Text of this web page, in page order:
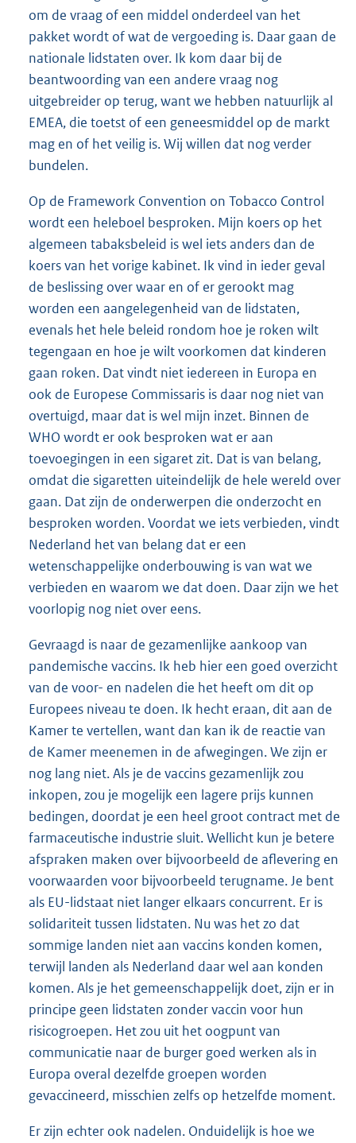
om de vraag of een middel onderdeel van het
pakket wordt of wat de vergoeding is. Daar gaan de
nationale lidstaten over. Ik kom daar bij de
beantwoording van een andere vraag nog
uitgebreider op terug, want we hebben natuurlijk al
EMEA, die toetst of een geneesmiddel op de markt
mag en of het veilig is. Wij willen dat nog verder
bundelen.
Op de Framework Convention on Tobacco Control
wordt een heleboel besproken. Mijn koers op het
algemeen tabaksbeleid is wel iets anders dan de
koers van het vorige kabinet. Ik vind in ieder geval
de beslissing over waar en of er gerookt mag
worden een aangelegenheid van de lidstaten,
evenals het hele beleid rondom hoe je roken wilt
tegengaan en hoe je wilt voorkomen dat kinderen
gaan roken. Dat vindt niet iedereen in Europa en
ook de Europese Commissaris is daar nog niet van
overtuigd, maar dat is wel mijn inzet. Binnen de
WHO wordt er ook besproken wat er aan
toevoegingen in een sigaret zit. Dat is van belang,
omdat die sigaretten uiteindelijk de hele wereld over
gaan. Dat zijn de onderwerpen die onderzocht en
besproken worden. Voordat we iets verbieden, vindt
Nederland het van belang dat er een
wetenschappelijke onderbouwing is van wat we
verbieden en waarom we dat doen. Daar zijn we het
voorlopig nog niet over eens.
Gevraagd is naar de gezamenlijke aankoop van
pandemische vaccins. Ik heb hier een goed overzicht
van de voor- en nadelen die het heeft om dit op
Europees niveau te doen. Ik hecht eraan, dit aan de
Kamer te vertellen, want dan kan ik de reactie van
de Kamer meenemen in de afwegingen. We zijn er
nog lang niet. Als je de vaccins gezamenlijk zou
inkopen, zou je mogelijk een lagere prijs kunnen
bedingen, doordat je een heel groot contract met de
farmaceutische industrie sluit. Wellicht kun je betere
afspraken maken over bijvoorbeeld de aflevering en
voorwaarden voor bijvoorbeeld terugname. Je bent
als EU-lidstaat niet langer elkaars concurrent. Er is
solidariteit tussen lidstaten. Nu was het zo dat
sommige landen niet aan vaccins konden komen,
terwijl landen als Nederland daar wel aan konden
komen. Als je het gemeenschappelijk doet, zijn er in
principe geen lidstaten zonder vaccin voor hun
risicogroepen. Het zou uit het oogpunt van
communicatie naar de burger goed werken als in
Europa overal dezelfde groepen worden
gevaccineerd, misschien zelfs op hetzelfde moment.
Er zijn echter ook nadelen. Onduidelijk is hoe we